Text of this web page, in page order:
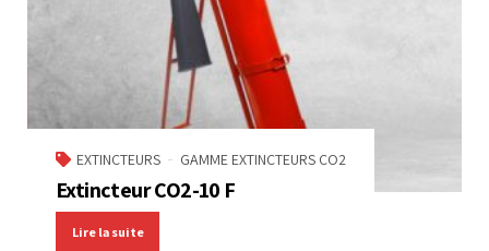
EXTINCTEURS GAMME EXTINCTEURS CO2
Extincteur CO2-10 F
Lire la suite